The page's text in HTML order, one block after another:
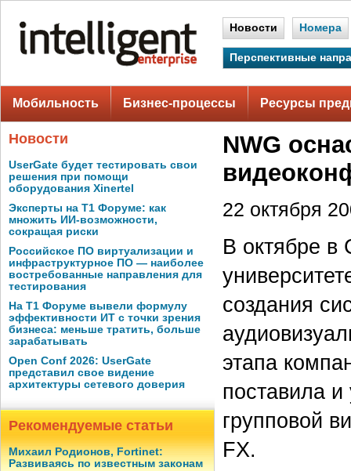
Новости Номера
Перспективные
Мобильность Бизнес-процессы Ресурсы
Новости
UserGate будет тестировать свои
решения при помощи
оборудования Xinertel
Эксперты на Т1 Форуме: как
множить ИИ-возможности,
сокращая риски
Российское ПО виртуализации и
инфраструктурное ПО — наиболее
востребованные направления для
тестирования
На Т1 Форуме вывели формулу
эффективности ИТ с точки зрения
бизнеса: меньше тратить, больше
зарабатывать
Open Conf 2026: UserGate
представил свое видение
архитектуры сетевого доверия
Рекомендуемые статьи
Михаил Родионов, Fortinet:
Развиваясь по известным законам
NWG
22 октября
В октябре в
создания
этапа
поставила и
групповой
FX.